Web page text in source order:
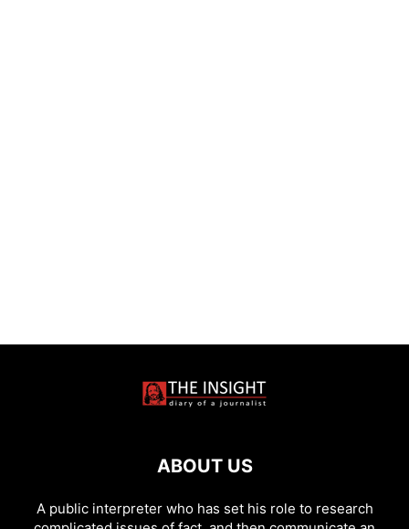
ABOUT US
A public interpreter who has set his role to research